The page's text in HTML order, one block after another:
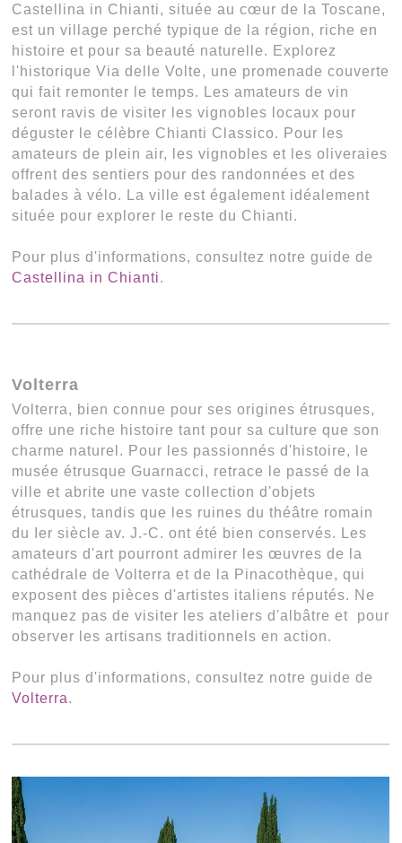
Castellina in Chianti, située au cœur de la Toscane,
est un village perché typique de la région, riche en
histoire et pour sa beauté naturelle. Explorez
l'historique Via delle Volte, une promenade couverte
qui fait remonter le temps. Les amateurs de vin
seront ravis de visiter les vignobles locaux pour
déguster le célèbre Chianti Classico. Pour les
amateurs de plein air, les vignobles et les oliveraies
offrent des sentiers pour des randonnées et des
balades à vélo. La ville est également idéalement
située pour explorer le reste du Chianti.
Pour plus d'informations, consultez notre guide de
Castellina in Chianti.
Volterra
Volterra, bien connue pour ses origines étrusques,
offre une riche histoire tant pour sa culture que son
charme naturel. Pour les passionnés d'histoire, le
musée étrusque Guarnacci, retrace le passé de la
ville et abrite une vaste collection d'objets
étrusques, tandis que les ruines du théâtre romain
du Ier siècle av. J.-C. ont été bien conservés. Les
amateurs d'art pourront admirer les œuvres de la
cathédrale de Volterra et de la Pinacothèque, qui
exposent des pièces d'artistes italiens réputés. Ne
manquez pas de visiter les ateliers d'albâtre et pour
observer les artisans traditionnels en action.
Pour plus d'informations, consultez notre guide de
Volterra.